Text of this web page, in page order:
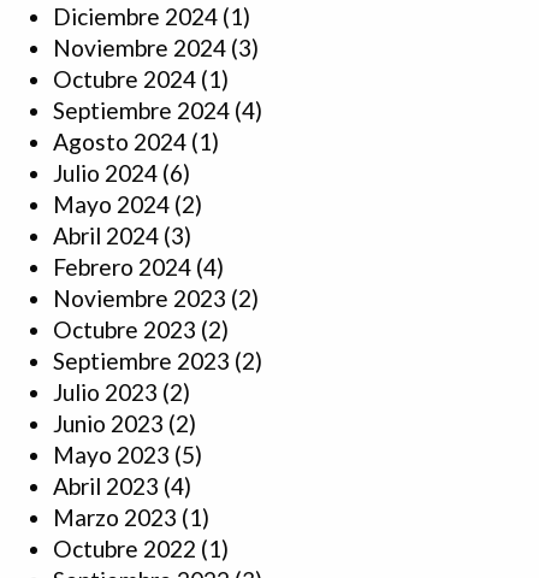
Diciembre 2024 (1)
Noviembre 2024 (3)
Octubre 2024 (1)
Septiembre 2024 (4)
Agosto 2024 (1)
Julio 2024 (6)
Mayo 2024 (2)
Abril 2024 (3)
Febrero 2024 (4)
Noviembre 2023 (2)
Octubre 2023 (2)
Septiembre 2023 (2)
Julio 2023 (2)
Junio 2023 (2)
Mayo 2023 (5)
Abril 2023 (4)
Marzo 2023 (1)
Octubre 2022 (1)